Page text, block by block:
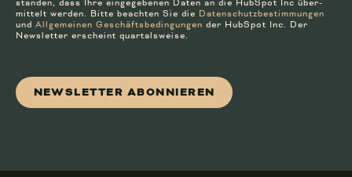
standen, dass Ihre ein­ge­gebenen Daten an die HubSpot Inc über­
mittelt werden. Bitte beachten Sie die Datenschutz­bestim­mungen
und Allge­meinen Geschäfts­bedin­gungen der HubSpot Inc. Der
Newsletter erscheint quartalsweise.